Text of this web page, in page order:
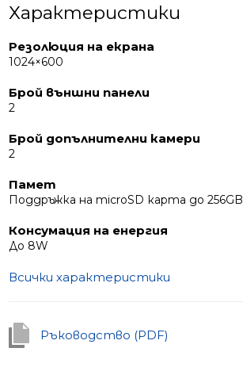
Характеристики
Резолюция на екрана
1024×600
Брой външни панели
2
Брой допълнителни камери
2
Памет
Поддръжка на microSD карта до 256GB
Консумация на енергия
До 8W
Всички характеристики
Ръководство (PDF)